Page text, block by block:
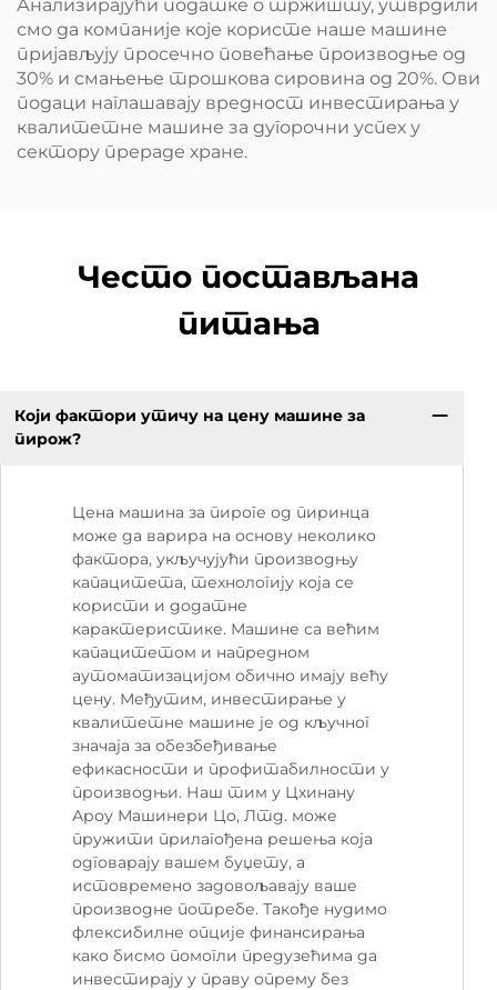
Анализирајући податке о тржишту, утврдили
смо да компаније које користе наше машине
пријављују просечно повећање производње од
30% и смањење трошкова сировина од 20%. Ови
подаци наглашавају вредност инвестирања у
квалитетне машине за дугорочни успех у
сектору прераде хране.
Често постављана
питања
Који фактори утичу на цену машине за
пирож?
Цена машина за пироге од пиринца
може да варира на основу неколико
фактора, укључујући производњу
капацитета, технологију која се
користи и додатне
карактеристике. Машине са већим
капацитетом и напредном
аутоматизацијом обично имају већу
цену. Међутим, инвестирање у
квалитетне машине је од кључног
значаја за обезбеђивање
ефикасности и профитабилности у
производњи. Наш тим у Цхинану
Ароу Машинери Цо, Лтд. може
пружити прилагођена решења која
одговарају вашем буџету, а
истовремено задовољавају ваше
производне потребе. Такође нудимо
флексибилне опције финансирања
како бисмо помогли предузећима да
инвестирају у праву опрему без